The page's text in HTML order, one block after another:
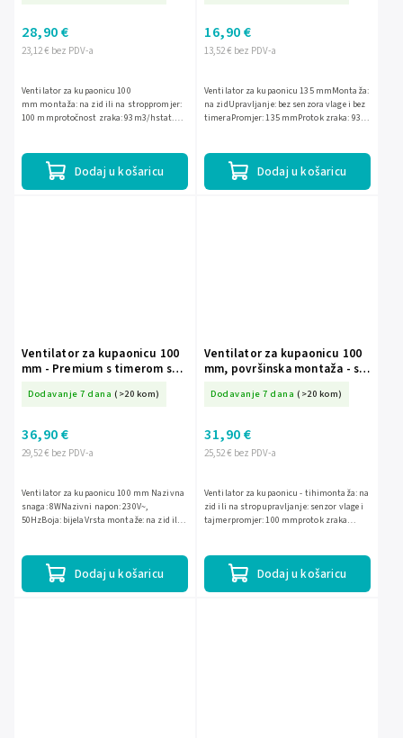
23,12 € bez PDV-a
28,90 €
Dodaj u košaricu
Ventilator za kupaonicu 100
mm montaža: na zid ili na stroppromjer:
100 mmprotočnost zraka: 93m3/hstat.
13,52 € bez PDV-a
16,90 €
Dodaj u košaricu
Ventilator za kupaonicu 135 mmMontaža:
na zidUpravljanje: bez senzora vlage i bez
timeraPromjer: 135 mmProtok zraka: 93
Ventilator za kupaonicu 100
mm - Premium s timerom s
3201/100/TS
Dodavanje 7 dana (>20 kom)
29,52 € bez PDV-a
36,90 €
Dodaj u košaricu
Ventilator za kupaonicu 100 mm Nazivna
snaga: 8WNazivni napon: 230V~,
50HzBoja: bijelaVrsta montaže: na zid ili
Ventilator za kupaonicu 100
mm, površinska montaža - s
Dodavanje 7 dana (>20 kom)
25,52 € bez PDV-a
31,90 €
Dodaj u košaricu
Ventilator za kupaonicu - tihimontaža: na
zid ili na stropupravljanje: senzor vlage i
tajmerpromjer: 100 mmprotok zraka